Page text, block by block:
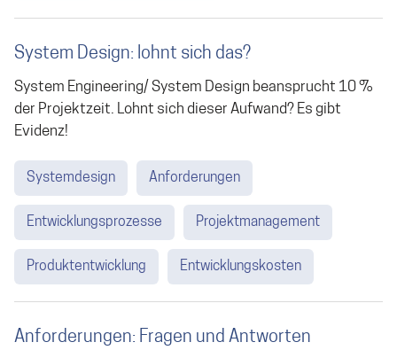
System Design: lohnt sich das?
System Engineering/ System Design beansprucht 10 %
der Projektzeit. Lohnt sich dieser Aufwand? Es gibt
Evidenz!
Systemdesign Anforderungen
Entwicklungsprozesse Projektmanagement
Produktentwicklung Entwicklungskosten
Anforderungen: Fragen und Antworten